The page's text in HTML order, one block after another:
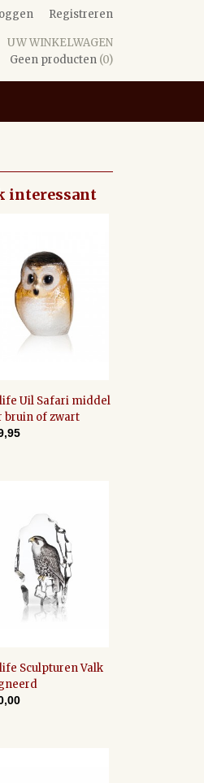
Registreren
UW WINKELWAGEN
Geen producten (0)
interessant
Uil Safari middel
bruin of zwart
Sculpturen Valk